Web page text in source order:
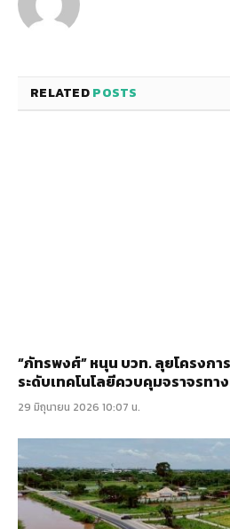
RELATEDPOSTS
“ภัทรพงศ์” หนุน บวท. ลุยโครงก
ระดับเทคโนโลยีควบคุมจราจรทา
29 มิถุนายน 2026 10:07 น.